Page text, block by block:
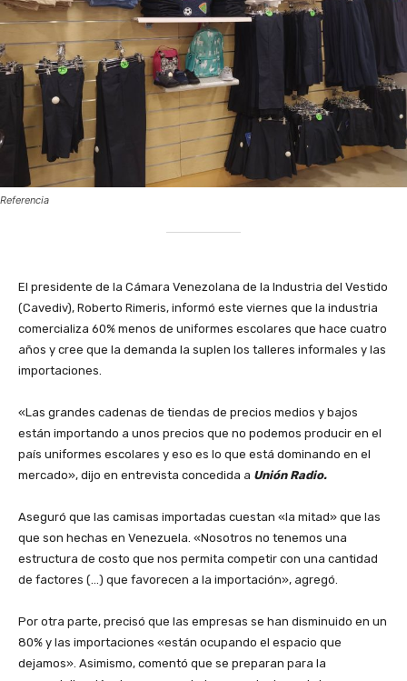
Referencia
‎El presidente de la Cámara Venezolana de la Industria del Vestido
(Cavediv), Roberto Rimeris, informó este viernes que la industria
comercializa 60% menos de uniformes escolares que hace cuatro
años y cree que la demanda la suplen los talleres informales y las
importaciones.
‎«Las grandes cadenas de tiendas de precios medios y bajos
están importando a unos precios que no podemos producir en el
país uniformes escolares y eso es lo que está dominando en el
mercado», dijo en entrevista concedida a Unión Radio.
‎Aseguró que las camisas importadas cuestan «la mitad» que las
que son hechas en Venezuela. «Nosotros no tenemos una
estructura de costo que nos permita competir con una cantidad
de factores (…) que favorecen a la importación», agregó.
‎Por otra parte, precisó que las empresas se han disminuido en un
80% y las importaciones «están ocupando el espacio que
dejamos». Asimismo, comentó que se preparan para la